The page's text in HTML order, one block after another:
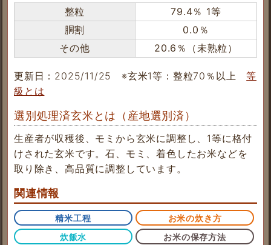
整粒
79.4％ 1等
胴割
0.0％
その他
20.6％（未熟粒）
更新日：2025/11/25 ※玄米1等：整粒70％以上等
級とは
選別処理済玄米とは（産地選別済）
生産者が収穫後、モミから玄米に調整し、1等に格付
けされた玄米です。石、モミ、着色したお米などを
取り除き、高品質に調整しています。
関連情報
精米工程
お米の炊き方
炊飯水
お米の保存方法